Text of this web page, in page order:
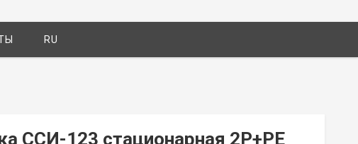
RU
ССИ-123 стационарная 2P+PE